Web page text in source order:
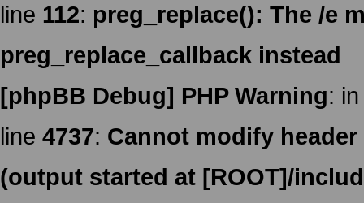
line 112: preg_replace(): The /e
preg_replace_callback instead
[phpBB Debug] PHP Warning:
line 4737: Cannot modify
(output started at [ROOT]/